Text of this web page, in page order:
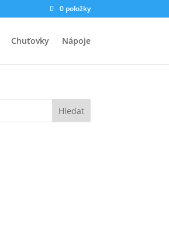
0 položky
Chuťovky Nápoje
Hledat